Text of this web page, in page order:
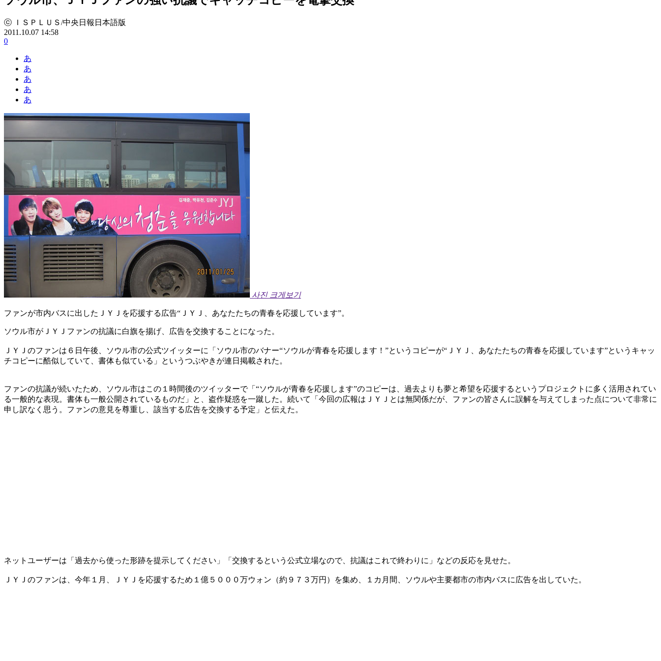
ⓒ ＩＳＰＬＵＳ/中央日報日本語版
2011.10.07 14:58
0
あ
あ
あ
あ
あ
사진 크게보기
ファンが市内バスに出したＪＹＪを応援する広告“ＪＹＪ、あなたたちの青春を応援しています”。
ソウル市がＪＹＪファンの抗議に白旗を揚げ、広告を交換することになった。
ＪＹＪのファンは６日午後、ソウル市の公式ツイッターに「ソウル市のバナー“ソウルが青春を応援します！”というコピーが“ＪＹＪ、あなたたちの青春を応援しています”というキャッ
チコピーに酷似していて、書体も似ている」というつぶやきが連日掲載された。
ファンの抗議が続いたため、ソウル市はこの１時間後のツイッターで「“ソウルが青春を応援します”のコピーは、過去よりも夢と希望を応援するというプロジェクトに多く活用されてい
る一般的な表現。書体も一般公開されているものだ」と、盗作疑惑を一蹴した。続いて「今回の広報はＪＹＪとは無関係だが、ファンの皆さんに誤解を与えてしまった点について非常に
申し訳なく思う。ファンの意見を尊重し、該当する広告を交換する予定」と伝えた。
ネットユーザーは「過去から使った形跡を提示してください」「交換するという公式立場なので、抗議はこれで終わりに」などの反応を見せた。
ＪＹＪのファンは、今年１月、ＪＹＪを応援するため１億５０００万ウォン（約９７３万円）を集め、１カ月間、ソウルや主要都市の市内バスに広告を出していた。